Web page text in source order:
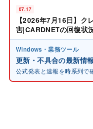
07.17
【2026年7月16日】ク
害|CARDNETの回復状
Windows・業務ツール
更新・不具合の最新情報
公式発表と速報を時系列で